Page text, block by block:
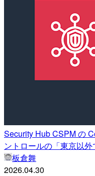
Security Hub CSPM の
ントロールの「東京以
板倉舞
2026.04.30